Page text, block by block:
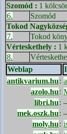
Szomód : 1
6.
Szomód
Tokod
7.
Tokod
Vérteskethely : 1
8.
Weblap
antikvarium.hu:
azolo.hu:
libri.hu:
mek.oszk.hu:
moly.hu: